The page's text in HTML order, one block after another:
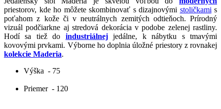
priestorov, kde ho môžete skombinovať s dizajnovými stoličkami s
poťahom z kože či v neutrálnych zemitých odtieňoch. Prírodný
vizuál podčiarkne aj stredová dekorácia v podobe zelenej rastliny.
Hodí sa tiež do industriálnejjedálne, k nábytku s tmavými
kovovými prvkami. Výborne ho doplnia úložné priestory z rovnakej
kolekcie Maderia.
Výška - 75
Priemer- 120